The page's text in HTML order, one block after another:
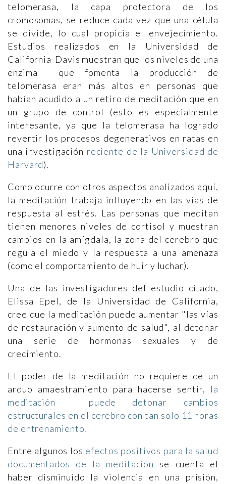
telomerasa, la capa protectora de los
cromosomas, se reduce cada vez que una célula
se divide, lo cual propicia el envejecimiento.
Estudios realizados en la Universidad de
California-Davis muestran que los niveles de una
enzima que fomenta la producción de
telomerasa eran más altos en personas que
habían acudido a un retiro de meditación que en
un grupo de control (esto es especialmente
interesante, ya que la telomerasa ha logrado
revertir los procesos degenerativos en ratas en
una investigación reciente de la Universidad de
Harvard).
Como ocurre con otros aspectos analizados aquí,
la meditación trabaja influyendo en las vías de
respuesta al estrés. Las personas que meditan
tienen menores niveles de cortisol y muestran
cambios en la amígdala, la zona del cerebro que
regula el miedo y la respuesta a una amenaza
(como el comportamiento de huir y luchar).
Una de las investigadores del estudio citado,
Elissa Epel, de la Universidad de California,
cree que la meditación puede aumentar "las vías
de restauración y aumento de salud", al detonar
una serie de hormonas sexuales y de
crecimiento.
El poder de la meditación no requiere de un
arduo amaestramiento para hacerse sentir, la
meditación puede detonar cambios
estructurales en el cerebro con tan solo 11 horas
de entrenamiento.
Entre algunos los efectos positivos para la salud
documentados de la meditación
se cuenta el
haber disminuido la violencia en una prisión,